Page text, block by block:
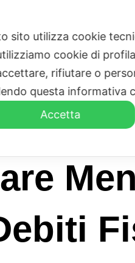
sito utilizza cookie
cookie di
rifiutare o
questa informativa
Accetta